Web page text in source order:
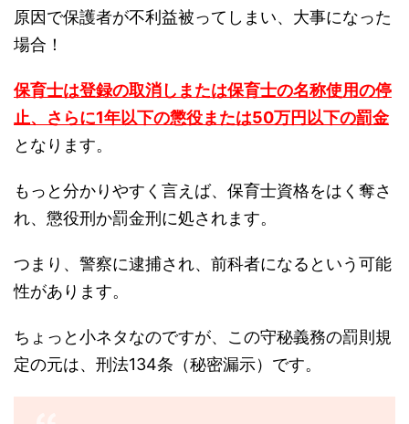
原因で保護者が不利益被ってしまい、大事になった
場合！
保育士は登録の取消しまたは保育士の名称使用の停
止、さらに1年以下の懲役または50万円以下の罰金
となります。
もっと分かりやすく言えば、保育士資格をはく奪さ
れ、懲役刑か罰金刑に処されます。
つまり、警察に逮捕され、前科者になるという可能
性があります。
ちょっと小ネタなのですが、この守秘義務の罰則規
定の元は、刑法134条（秘密漏示）です。